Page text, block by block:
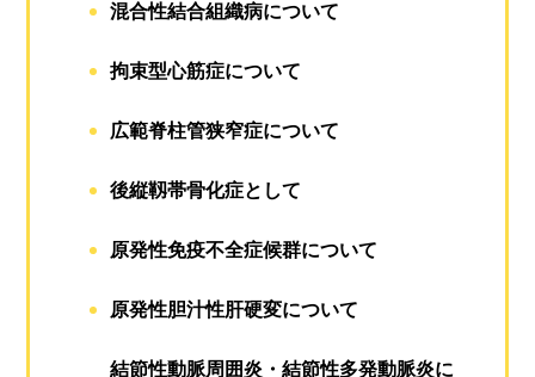
混合性結合組織病について
拘束型心筋症について
広範脊柱管狭窄症について
後縦靱帯骨化症として
原発性免疫不全症候群について
原発性胆汁性肝硬変について
結節性動脈周囲炎・結節性多発動脈炎に